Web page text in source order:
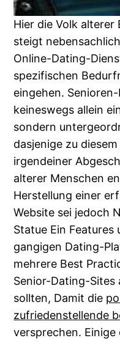
Hier die Volk
steigt
Online-Dating-
spezifischen
eingehen.
keineswegs allein
sondern
dasjenige zu
irgendeiner
alterer Menschen
Herstellung einer
Website sei jedoch
Statue Ein
gangigen Dating-
mehrere Best
Senior-Dating-Sites
sollten, Damit die
zufriedenstellende
versprechen. Einige